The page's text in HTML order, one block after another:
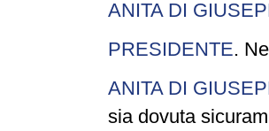
ANITA DI
PRESIDENTE.
ANITA DI
sia dovuta